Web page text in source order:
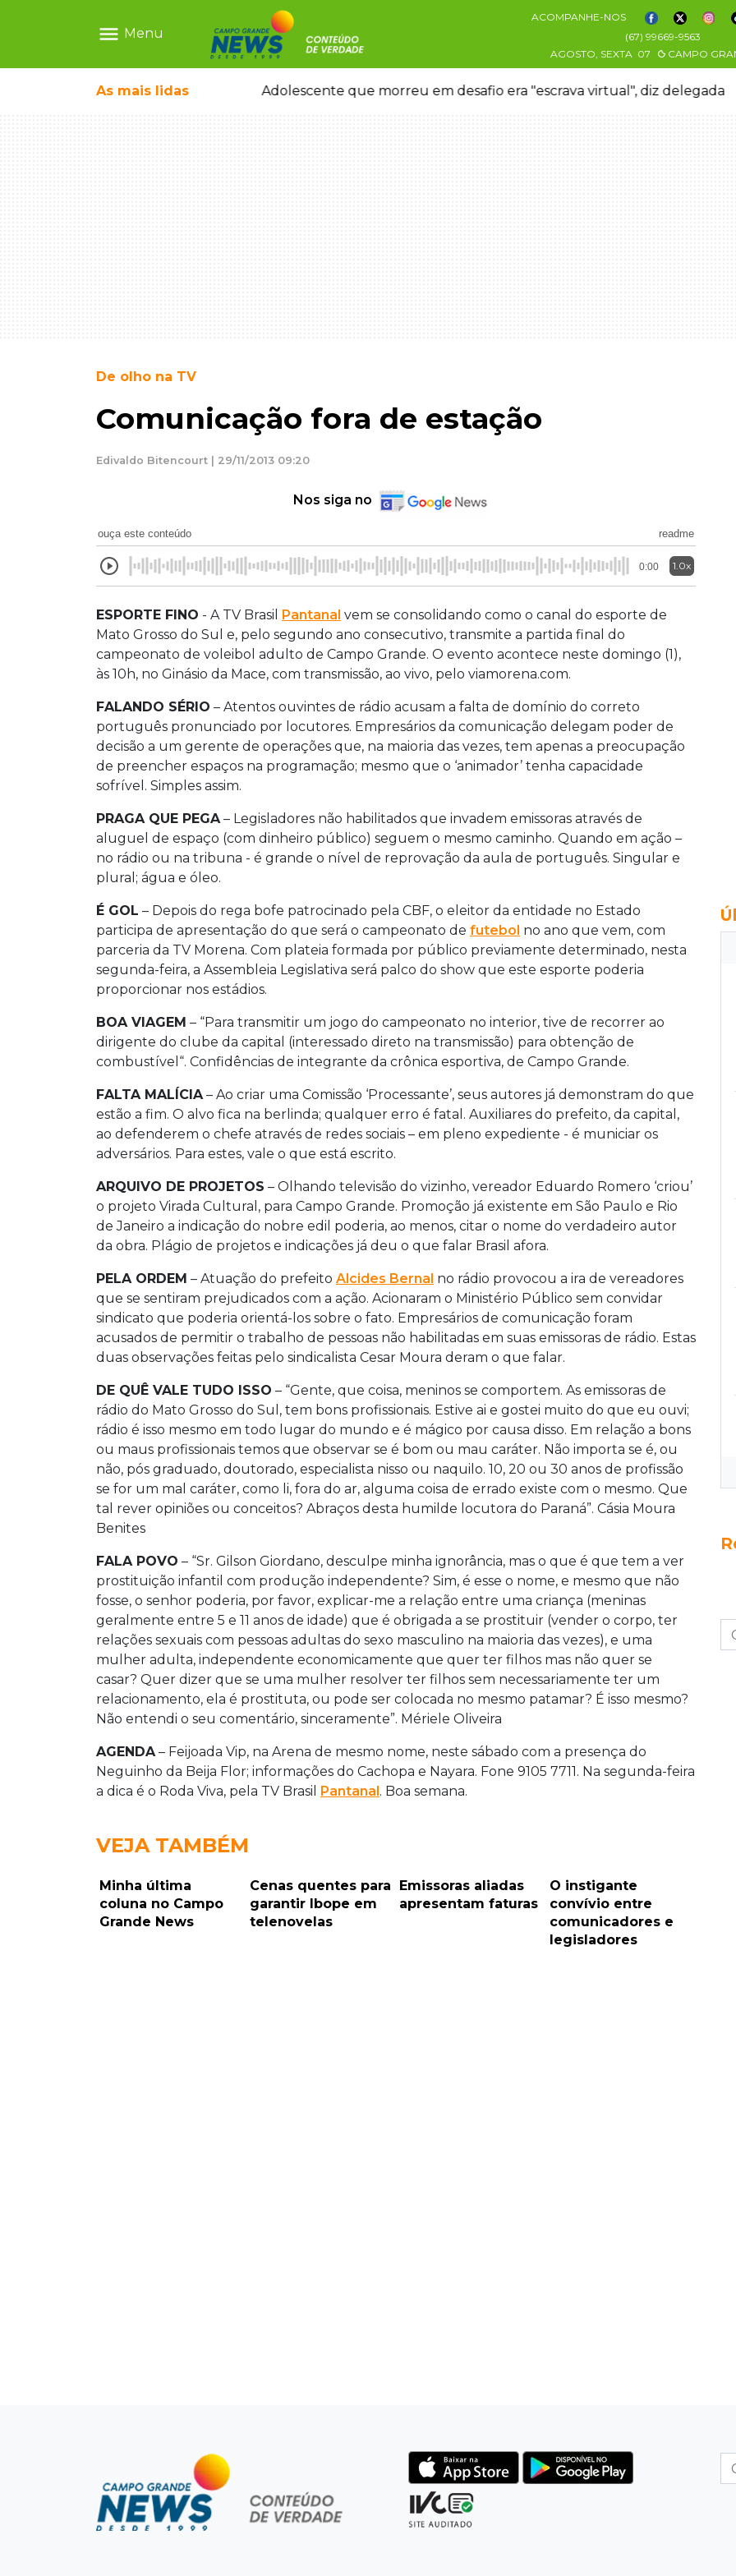
menu Menu
ACOMPANHE-NOS
(67) 99669-9563
AGOSTO, SEXTA 07 CAMPO
As mais lidas
ganhar dia oficial em MS Adolescente que morreu em desafio era "escrava virtual", diz delegada
De olho na TV
Comunicação fora de estação
Edivaldo Bitencourt | 29/11/2013 09:20
Nos siga no
ouça este conteúdo readme
0:00 1.0x
ESPORTE FINO - A TV Brasil Pantanal vem se consolidando como o canal do esporte de
Mato Grosso do Sul e, pelo segundo ano consecutivo, transmite a partida final do
campeonato de voleibol adulto de Campo Grande. O evento acontece neste domingo (1),
às 10h, no Ginásio da Mace, com transmissão, ao vivo, pelo viamorena.com.
FALANDO SÉRIO – Atentos ouvintes de rádio acusam a falta de domínio do correto
português pronunciado por locutores. Empresários da comunicação delegam poder de
decisão a um gerente de operações que, na maioria das vezes, tem apenas a preocupação
de preencher espaços na programação; mesmo que o ‘animador’ tenha capacidade
sofrível. Simples assim.
PRAGA QUE PEGA – Legisladores não habilitados que invadem emissoras através de
aluguel de espaço (com dinheiro público) seguem o mesmo caminho. Quando em ação –
no rádio ou na tribuna - é grande o nível de reprovação da aula de português. Singular e
plural; água e óleo.
É GOL – Depois do rega bofe patrocinado pela CBF, o eleitor da entidade no Estado
participa de apresentação do que será o campeonato de futebol no ano que vem, com
parceria da TV Morena. Com plateia formada por público previamente determinado, nesta
segunda-feira, a Assembleia Legislativa será palco do show que este esporte poderia
proporcionar nos estádios.
BOA VIAGEM – “Para transmitir um jogo do campeonato no interior, tive de recorrer ao
dirigente do clube da capital (interessado direto na transmissão) para obtenção de
combustível“. Confidências de integrante da crônica esportiva, de Campo Grande.
FALTA MALÍCIA – Ao criar uma Comissão ‘Processante’, seus autores já demonstram do que
estão a fim. O alvo fica na berlinda; qualquer erro é fatal. Auxiliares do prefeito, da capital,
ao defenderem o chefe através de redes sociais – em pleno expediente - é municiar os
adversários. Para estes, vale o que está escrito.
ARQUIVO DE PROJETOS – Olhando televisão do vizinho, vereador Eduardo Romero ‘criou’
o projeto Virada Cultural, para Campo Grande. Promoção já existente em São Paulo e Rio
de Janeiro a indicação do nobre edil poderia, ao menos, citar o nome do verdadeiro autor
da obra. Plágio de projetos e indicações já deu o que falar Brasil afora.
PELA ORDEM – Atuação do prefeito Alcides Bernal no rádio provocou a ira de vereadores
que se sentiram prejudicados com a ação. Acionaram o Ministério Público sem convidar
sindicato que poderia orientá-los sobre o fato. Empresários de comunicação foram
acusados de permitir o trabalho de pessoas não habilitadas em suas emissoras de rádio. Estas
duas observações feitas pelo sindicalista Cesar Moura deram o que falar.
DE QUÊ VALE TUDO ISSO – “Gente, que coisa, meninos se comportem. As emissoras de
rádio do Mato Grosso do Sul, tem bons profissionais. Estive ai e gostei muito do que eu ouvi;
rádio é isso mesmo em todo lugar do mundo e é mágico por causa disso. Em relação a bons
ou maus profissionais temos que observar se é bom ou mau caráter. Não importa se é, ou
não, pós graduado, doutorado, especialista nisso ou naquilo. 10, 20 ou 30 anos de profissão
se for um mal caráter, como li, fora do ar, alguma coisa de errado existe com o mesmo. Que
tal rever opiniões ou conceitos? Abraços desta humilde locutora do Paraná”. Cásia Moura
Benites
FALA POVO – “Sr. Gilson Giordano, desculpe minha ignorância, mas o que é que tem a ver
prostituição infantil com produção independente? Sim, é esse o nome, e mesmo que não
fosse, o senhor poderia, por favor, explicar-me a relação entre uma criança (meninas
geralmente entre 5 e 11 anos de idade) que é obrigada a se prostituir (vender o corpo, ter
relações sexuais com pessoas adultas do sexo masculino na maioria das vezes), e uma
mulher adulta, independente economicamente que quer ter filhos mas não quer se
casar? Quer dizer que se uma mulher resolver ter filhos sem necessariamente ter um
relacionamento, ela é prostituta, ou pode ser colocada no mesmo patamar? É isso mesmo?
Não entendi o seu comentário, sinceramente”. Mériele Oliveira
AGENDA – Feijoada Vip, na Arena de mesmo nome, neste sábado com a presença do
Neguinho da Beija Flor; informações do Cachopa e Nayara. Fone 9105 7711. Na segunda-feira
a dica é o Roda Viva, pela TV Brasil Pantanal. Boa semana.
VEJA TAMBÉM
Minha última
coluna no Campo
Grande News
Cenas quentes para
garantir Ibope em
telenovelas
Emissoras aliadas
apresentam faturas
O instigante
convívio entre
comunicadores e
legisladores